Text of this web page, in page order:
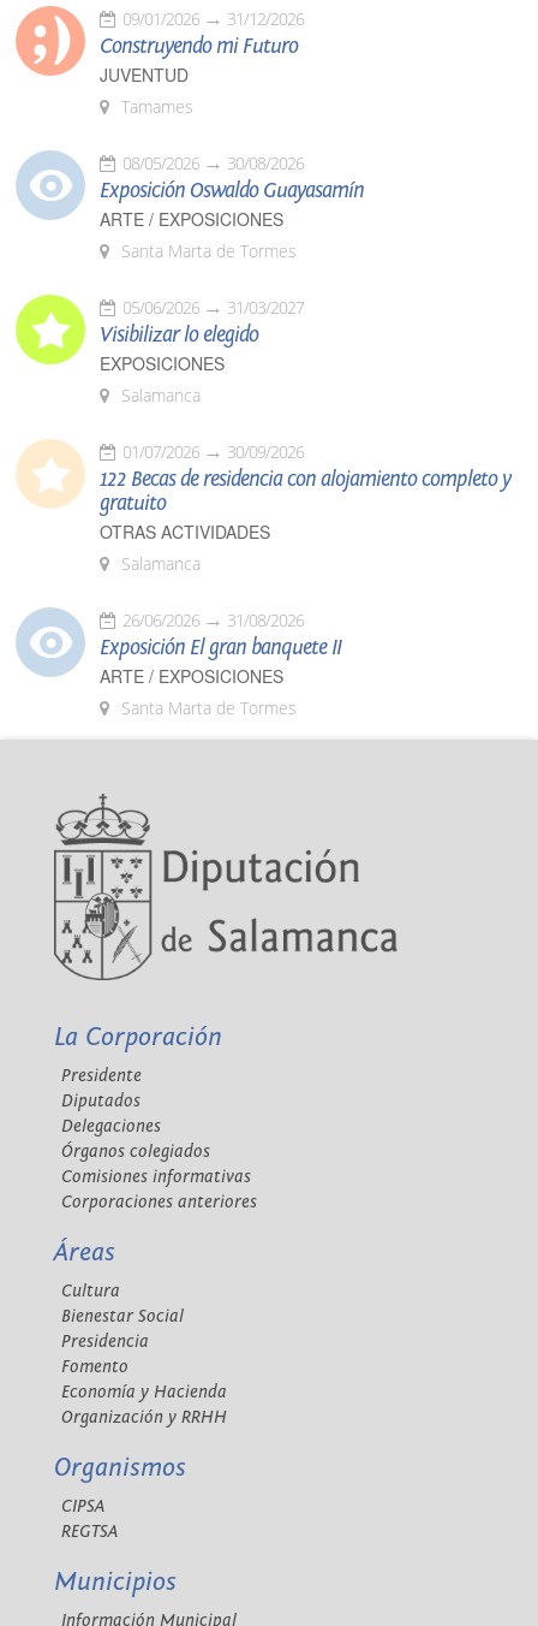
09/01/2026 31/12/2026
Construyendo mi Futuro
JUVENTUD
Tamames
08/05/2026 30/08/2026
Exposición Oswaldo Guayasamín
ARTE / EXPOSICIONES
Santa Marta de Tormes
05/06/2026 31/03/2027
Visibilizar lo elegido
EXPOSICIONES
Salamanca
01/07/2026 30/09/2026
122 Becas de residencia con alojamiento completo y
gratuito
OTRAS ACTIVIDADES
Salamanca
26/06/2026 31/08/2026
Exposición El gran banquete II
ARTE / EXPOSICIONES
Santa Marta de Tormes
La Corporación
Presidente
Diputados
Delegaciones
Órganos colegiados
Comisiones informativas
Corporaciones anteriores
Áreas
Cultura
Bienestar Social
Presidencia
Fomento
Economía y Hacienda
Organización y RRHH
Organismos
CIPSA
REGTSA
Municipios
Información Municipal